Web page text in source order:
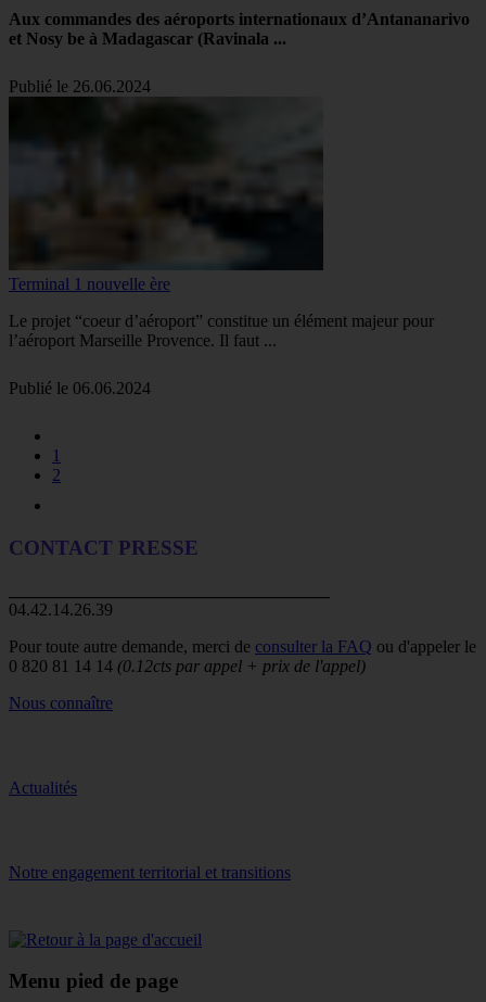
Aux commandes des aéroports internationaux d’Antananarivo
et Nosy be à Madagascar (Ravinala ...
Publié le 26.06.2024
Terminal 1 nouvelle ère
Le projet “coeur d’aéroport” constitue un élément majeur pour
l’aéroport Marseille Provence. Il faut ...
Publié le 06.06.2024
1
2
CONTACT PRESSE
04.42.14.26.39
Pour toute autre demande, merci de consulter la FAQ ou d'appeler le
0 820 81 14 14 (0.12cts par appel + prix de l'appel)
Nous connaître
Actualités
Notre engagement territorial et transitions
Menu pied de page